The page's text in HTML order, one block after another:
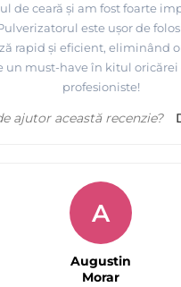
de ceară și am fost foarte
este ușor de
rapid și eficient, eliminând
un must-have în kitul
profesioniste!
ajutor această recenzie?
A
Augustin
Morar